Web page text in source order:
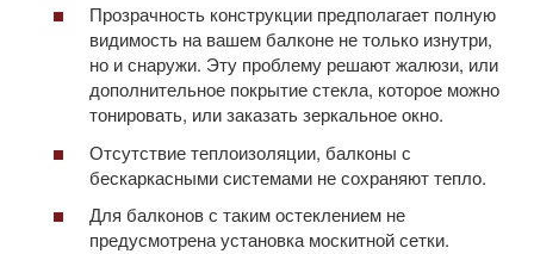
Прозрачность конструкции предполагает полную
видимость на вашем балконе не только изнутри,
но и снаружи. Эту проблему решают жалюзи, или
дополнительное покрытие стекла, которое можно
тонировать, или заказать зеркальное окно.
Отсутствие теплоизоляции, балконы с
бескаркасными системами не сохраняют тепло.
Для балконов с таким остеклением не
предусмотрена установка москитной сетки.